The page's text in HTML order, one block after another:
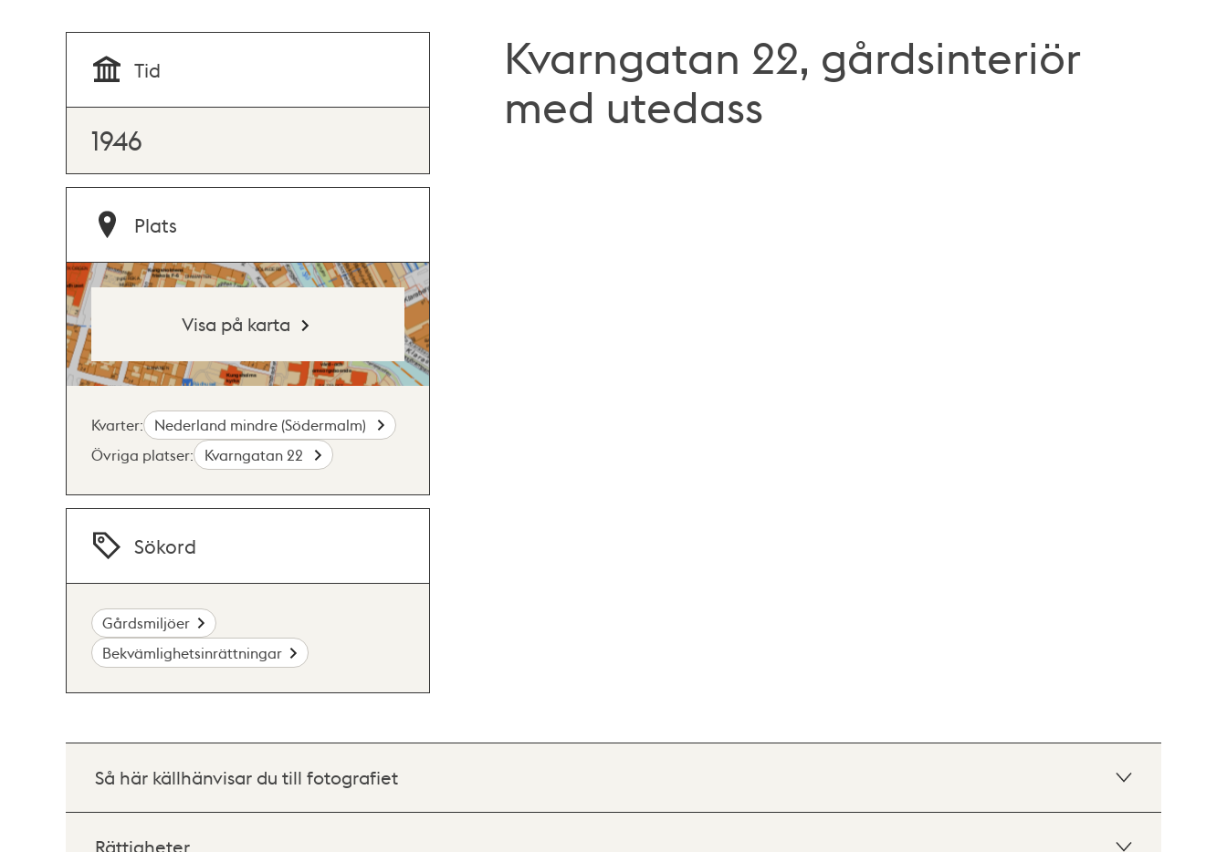
Kvarngatan 22, gårdsinteriör
med utedass
Tid
1946
Plats
Visa på karta
Kvarter:
Nederland mindre (Södermalm)
Övriga platser:
Kvarngatan 22
Sökord
Gårdsmiljöer
Bekvämlighetsinrättningar
Så här källhänvisar du till fotografiet
Rättigheter